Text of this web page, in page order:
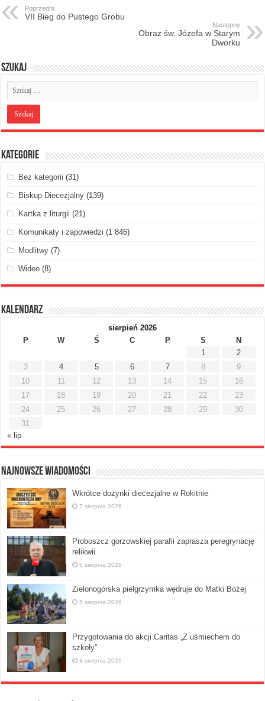
Poprzedni
VII Bieg do Pustego Grobu
Następny
Obraz św. Józefa w Starym
Dworku
Szukaj
Kategorie
Bez kategorii (31)
Biskup Diecezjalny (139)
Kartka z liturgii (21)
Komunikaty i zapowiedzi (1 846)
Modlitwy (7)
Wideo (8)
Kalendarz
sierpień 2026
P
W Ś C P S
N
1
2
3
4 5 6 7 8
9
10
11 12 13 14 15
16
17
18 19 20 21 22
23
24
25 26 27 28 29
30
31
« lip
Najnowsze Wiadomości
Wkrótce dożynki diecezjalne w Rokitnie
7 sierpnia 2026
Proboszcz gorzowskiej parafii zaprasza peregrynację
relikwii
6 sierpnia 2026
Zielonogórska pielgrzymka wędruje do Matki Bożej
5 sierpnia 2026
Przygotowania do akcji Caritas „Z uśmiechem do
szkoły”
4 sierpnia 2026